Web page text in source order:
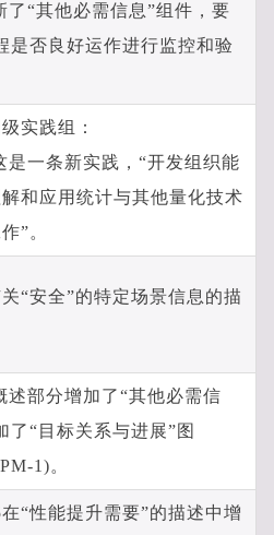
了“其他必需信息”组件，要
是否良好运作进行监控和验
实践组：
是一条新实践，“开发组织能
和应用统计与其他量化技术
”。
“安全”的特定场景信息的描
述部分增加了“其他必需信
了“目标关系与进展”图
1)。
“性能提升需要”的描述中增